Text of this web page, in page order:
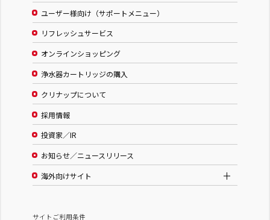
ユーザー様向け（サポートメニュー）
リフレッシュサービス
オンラインショッピング
浄水器カートリッジの購入
クリナップについて
採用情報
投資家／IR
お知らせ／ニュースリリース
海外向けサイト
サイトご利用条件